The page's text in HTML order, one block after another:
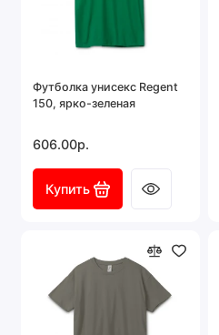
Футболка унисекс Regent
150, ярко-зеленая
606.00р.
Купить